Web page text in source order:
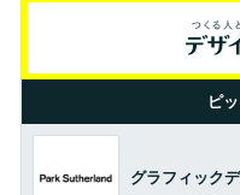
ピ
グラフィック